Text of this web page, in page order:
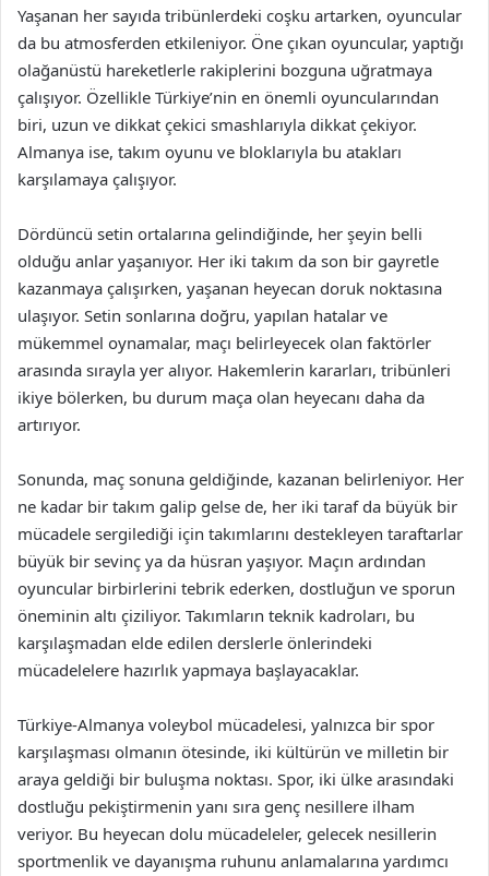
Yaşanan her sayıda tribünlerdeki coşku artarken, oyuncular
da bu atmosferden etkileniyor. Öne çıkan oyuncular, yaptığı
olağanüstü hareketlerle rakiplerini bozguna uğratmaya
çalışıyor. Özellikle Türkiye’nin en önemli oyuncularından
biri, uzun ve dikkat çekici smashlarıyla dikkat çekiyor.
Almanya ise, takım oyunu ve bloklarıyla bu atakları
karşılamaya çalışıyor.
Dördüncü setin ortalarına gelindiğinde, her şeyin belli
olduğu anlar yaşanıyor. Her iki takım da son bir gayretle
kazanmaya çalışırken, yaşanan heyecan doruk noktasına
ulaşıyor. Setin sonlarına doğru, yapılan hatalar ve
mükemmel oynamalar, maçı belirleyecek olan faktörler
arasında sırayla yer alıyor. Hakemlerin kararları, tribünleri
ikiye bölerken, bu durum maça olan heyecanı daha da
artırıyor.
Sonunda, maç sonuna geldiğinde, kazanan belirleniyor. Her
ne kadar bir takım galip gelse de, her iki taraf da büyük bir
mücadele sergilediği için takımlarını destekleyen taraftarlar
büyük bir sevinç ya da hüsran yaşıyor. Maçın ardından
oyuncular birbirlerini tebrik ederken, dostluğun ve sporun
öneminin altı çiziliyor. Takımların teknik kadroları, bu
karşılaşmadan elde edilen derslerle önlerindeki
mücadelelere hazırlık yapmaya başlayacaklar.
Türkiye-Almanya voleybol mücadelesi, yalnızca bir spor
karşılaşması olmanın ötesinde, iki kültürün ve milletin bir
araya geldiği bir buluşma noktası. Spor, iki ülke arasındaki
dostluğu pekiştirmenin yanı sıra genç nesillere ilham
veriyor. Bu heyecan dolu mücadeleler, gelecek nesillerin
sportmenlik ve dayanışma ruhunu anlamalarına yardımcı